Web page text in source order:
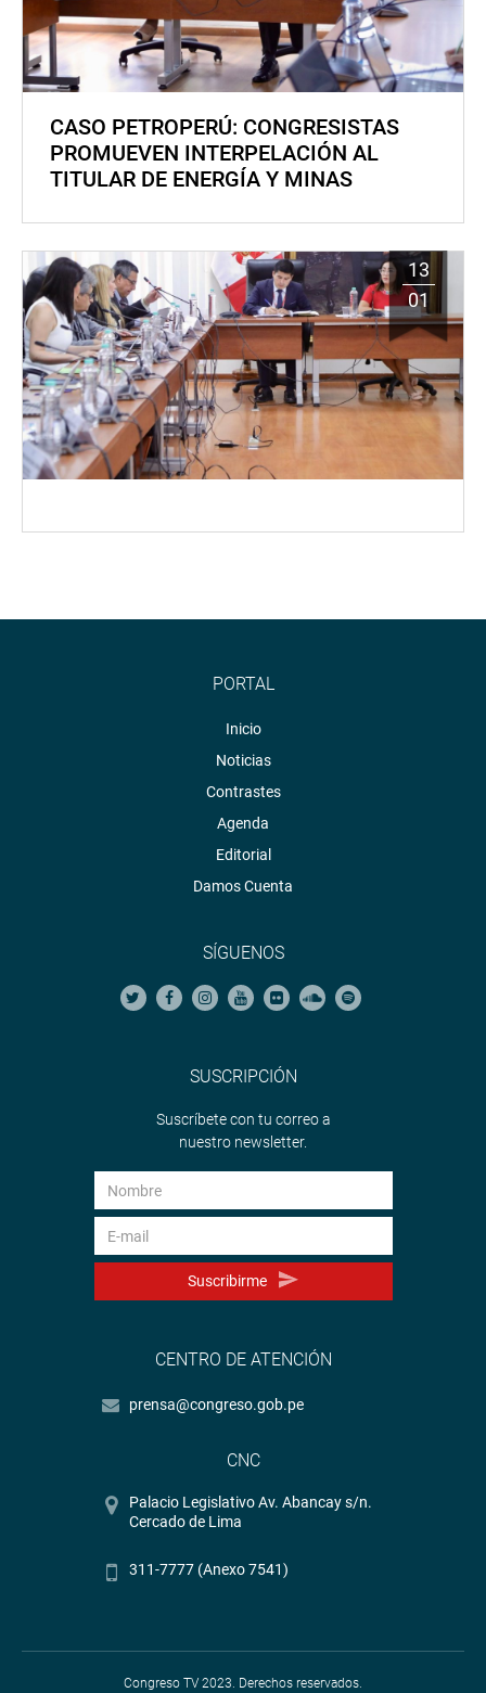
CASO PETROPERÚ: CONGRESISTAS
PROMUEVEN INTERPELACIÓN AL
TITULAR DE ENERGÍA Y MINAS
13
01
PORTAL
Inicio
Noticias
Contrastes
Agenda
Editorial
Damos Cuenta
SÍGUENOS
SUSCRIPCIÓN
Suscríbete con tu correo a
nuestro newsletter.
Suscribirme
CENTRO DE ATENCIÓN
prensa@congreso.gob.pe
CNC
Palacio Legislativo Av. Abancay s/n.
Cercado de Lima
311-7777 (Anexo 7541)
Congreso TV 2023. Derechos reservados.